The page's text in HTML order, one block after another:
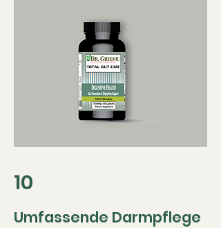
10
Umfassende Darmpflege